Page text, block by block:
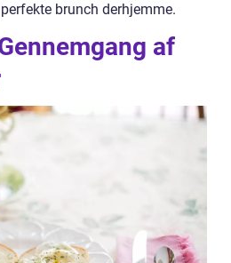
brunch derhjemme.
af